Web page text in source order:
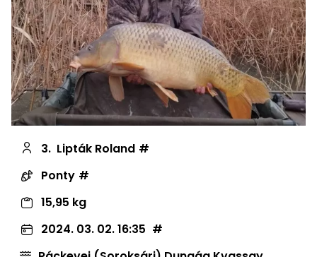
3. Lipták Roland
Ponty
15,95 kg
2024. 03. 02. 16:35